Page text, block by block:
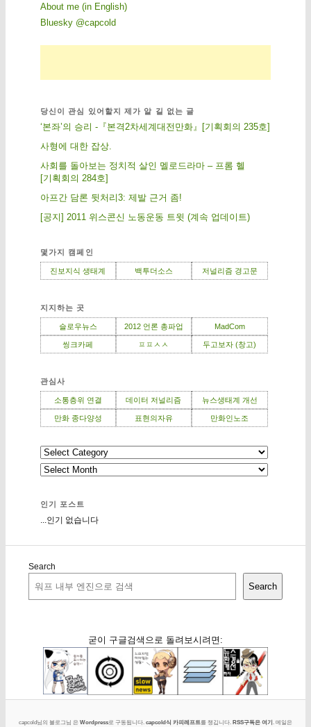
About me (in English)
Bluesky @capcold
당신이 관심 있어할지 제가 알 길 없는 글
‘본좌’의 승리 -『본격2차세계대전만화』[기획회의 235호]
사형에 대한 잡상.
사회를 돌아보는 정치적 살인 멜로드라마 – 프롬 헬
[기획회의 284호]
아프간 담론 뒷처리3: 제발 근거 좀!
[공지] 2011 위스콘신 노동운동 트윗 (계속 업데이트)
몇가지 캠페인
진보지식 생태계 백투더소스 저널리즘 경고문
지지하는 곳
슬로우뉴스 2012 언론 총파업 MadCom
씽크카페 ㅍㅍㅅㅅ 두고보자 (창고)
관심사
소통층위 연결 데이터 저널리즘 뉴스생태계 개선
만화 종다양성 표현의자유 만화인노조
인기 포스트
...인기 없습니다
Search
Search
굳이 구글검색으로 돌려보시려면:
capcold님의 블로그님 은 Wordpress로 구동됩니다. capcold식 카피레프트를 챙깁니다. RSS구독은 여기 . 메일은